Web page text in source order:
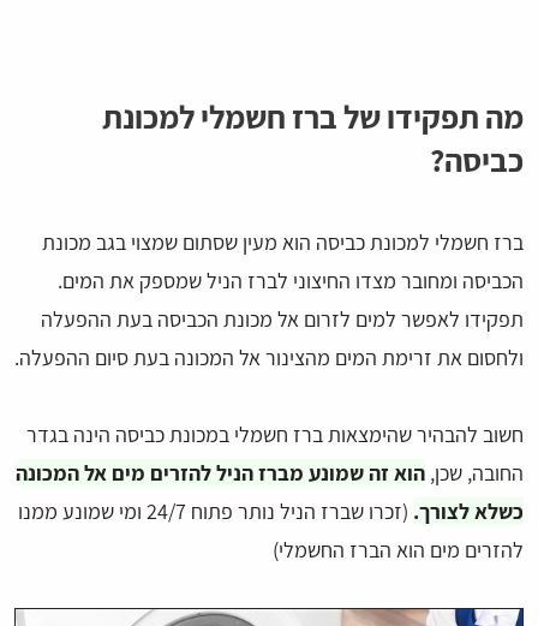
מה תפקידו של ברז חשמלי למכונת
כביסה?
ברז חשמלי למכונת כביסה הוא מעין שסתום שמצוי בגב מכונת
הכביסה ומחובר מצדו החיצוני לברז הניל שמספק את המים.
תפקידו לאפשר למים לזרום אל מכונת הכביסה בעת ההפעלה
ולחסום את זרימת המים מהצינור אל המכונה בעת סיום ההפעלה.
חשוב להבהיר שהימצאות ברז חשמלי במכונת כביסה הינה בגדר
החובה, שכן, הוא זה שמונע מברז הניל להזרים מים אל המכונה
כשלא לצורך.
(זכרו שברז הניל נותר פתוח 24/7 ומי שמונע ממנו
להזרים מים הוא הברז החשמלי)